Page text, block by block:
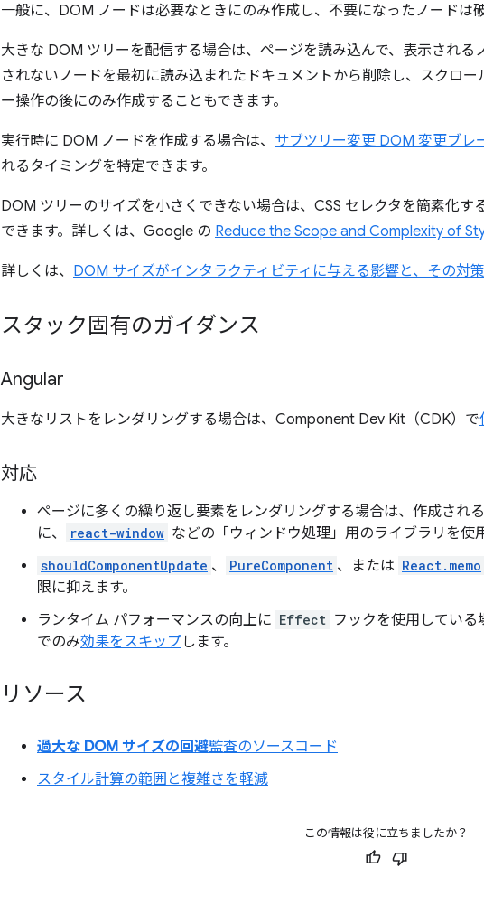
一般に、DOM ノードは必要なときにのみ作成し、不要になったノードは
大きな DOM ツリーを配信する場合は、ページを読み込んで、表示され
されないノードを最初に読み込まれたドキュメントから削除し、スクロ
ー操作の後にのみ作成することもできます。
実行時に DOM ノードを作成する場合は、 サブツリー変更 DOM 変更ブレ
れるタイミングを特定できます。
DOM ツリーのサイズを小さくできない場合は、CSS セレクタを簡素化
できます。詳しくは、Google の Reduce the Scope and Complexity of
詳しくは、 DOM サイズがインタラクティビティに与える影響と、その対策
スタック固有のガイダンス
Angular
大きなリストをレンダリングする場合は、Component Dev Kit（CDK）で
対応
ページに多くの繰り返し要素をレンダリングする場合は、作成され
に、
react-window などの「ウィンドウ処理」用のライブラリを使
shouldComponentUpdate 、 PureComponent 、または React.memo
限に抑えます。
ランタイム パフォーマンスの向上に Effect フックを使用してい
でのみ効果をスキップします。
リソース
過大な DOM サイズの回避監査のソースコード
スタイル計算の範囲と複雑さを軽減
この情報は役に立ちましたか？